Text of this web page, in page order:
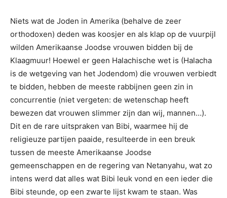
Niets wat de Joden in Amerika (behalve de zeer
orthodoxen) deden was koosjer en als klap op de vuurpijl
wilden Amerikaanse Joodse vrouwen bidden bij de
Klaagmuur! Hoewel er geen Halachische wet is (Halacha
is de wetgeving van het Jodendom) die vrouwen verbiedt
te bidden, hebben de meeste rabbijnen geen zin in
concurrentie (niet vergeten: de wetenschap heeft
bewezen dat vrouwen slimmer zijn dan wij, mannen…).
Dit en de rare uitspraken van Bibi, waarmee hij de
religieuze partijen paaide, resulteerde in een breuk
tussen de meeste Amerikaanse Joodse
gemeenschappen en de regering van Netanyahu, wat zo
intens werd dat alles wat Bibi leuk vond en een ieder die
Bibi steunde, op een zwarte lijst kwam te staan. Was